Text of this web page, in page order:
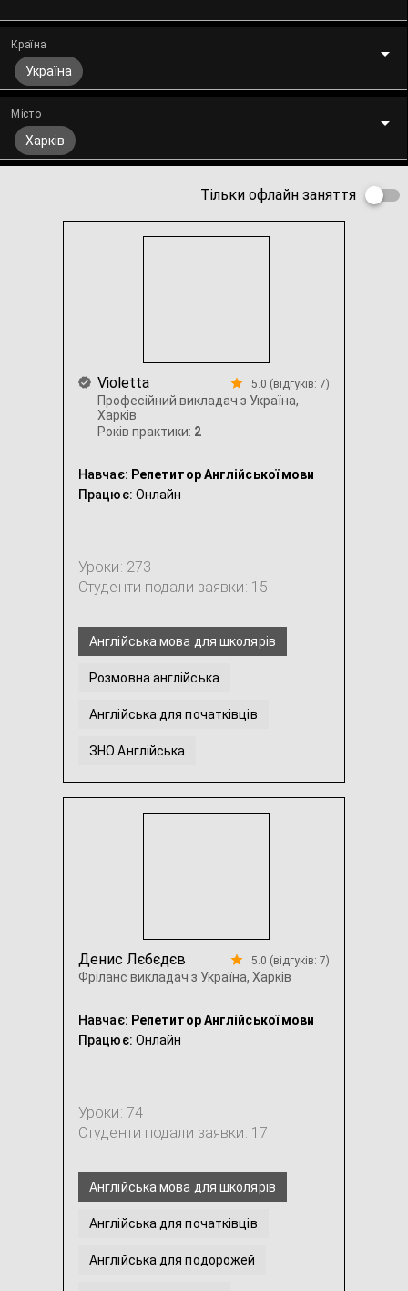
Країна
Україна
Місто
Харків
Тільки офлайн заняття
Violetta
Професійний викладач з Україна,
Харків
Років практики: 2
5.0 (відгуків: 7)
Навчає: Репетитор Англійської мови
Працює: Онлайн
Уроки: 273
Студенти подали заявки: 15
Англійська мова для школярів
Розмовна англійська
Англійська для початківців
ЗНО Англійська
Переклад з англійської / на англійську
Денис Лєбєдєв
Фріланс викладач з Україна, Харків
5.0 (відгуків: 7)
Навчає: Репетитор Англійської мови
Працює: Онлайн
Уроки: 74
Студенти подали заявки: 17
Англійська мова для школярів
Англійська для початківців
Англійська для подорожей